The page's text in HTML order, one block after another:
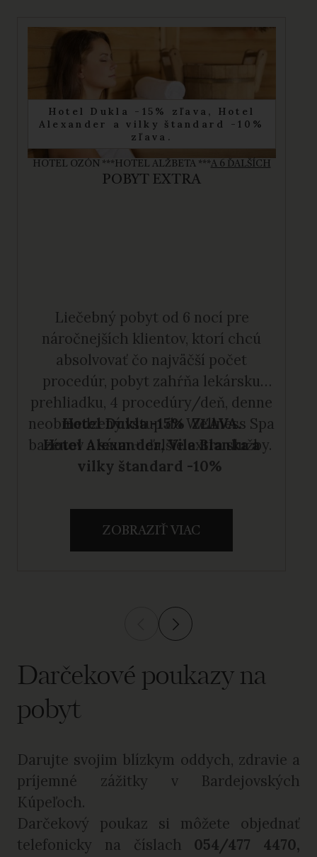
Hotel Dukla -15% zľava, Hotel
Alexander a vilky štandard -10%
zľava.
HOTEL OZÓN ***HOTEL ALŽBETA ***A 6 ĎALŠÍCH
POBYT EXTRA
Liečebný pobyt od 6 nocí pre
náročnejších klientov, ktorí chcú
absolvovať čo najväčší počet
procedúr, pobyt zahŕňa lekársku
prehliadku, 4 procedúry/deň, denne
neobmedzený vstup do Wellness Spa
bazénov a sáun + ďalšie extra služby.
Hotel Dukla -15% ZĽAVA.
Hotel Alexander, Vila Blanka a
vilky štandard -10%
ZOBRAZIŤ VIAC
Darčekové poukazy na
pobyt
Darujte svojim blízkym oddych, zdravie a
príjemné zážitky v Bardejovských
Kúpeľoch.
Darčekový poukaz si môžete objednať
telefonicky na číslach 054/477 4470,